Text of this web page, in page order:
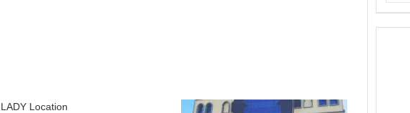
LADY Location